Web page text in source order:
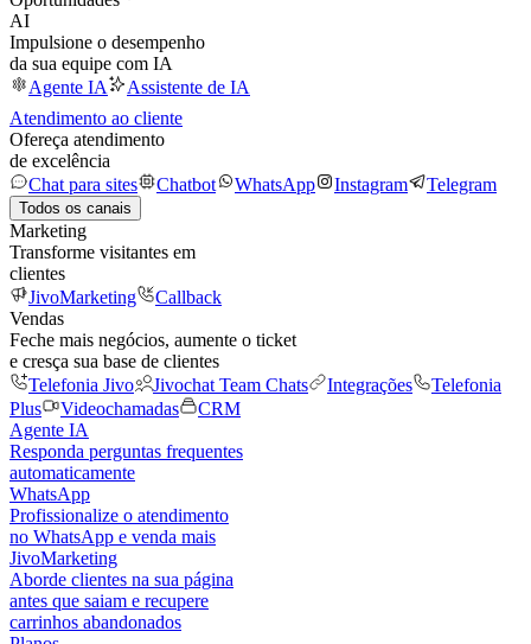
AI
Impulsione o desempenho
da sua equipe com IA
Agente IA
Assistente de IA
Atendimento ao cliente
Ofereça atendimento
de excelência
Chat para sites
Chatbot WhatsApp Instagram Telegram
Todos os canais
Marketing
Transforme visitantes em
clientes
JivoMarketing
Callback
Vendas
Feche mais negócios, aumente o ticket
e cresça sua base de clientes
Telefonia Jivo
Jivochat Team Chats Integrações
Telefonia
Plus
Videochamadas
CRM
Agente IA
Responda perguntas frequentes
automaticamente
WhatsApp
Profissionalize o atendimento
no WhatsApp e venda mais
JivoMarketing
Aborde clientes na sua página
antes que saiam e recupere
carrinhos abandonados